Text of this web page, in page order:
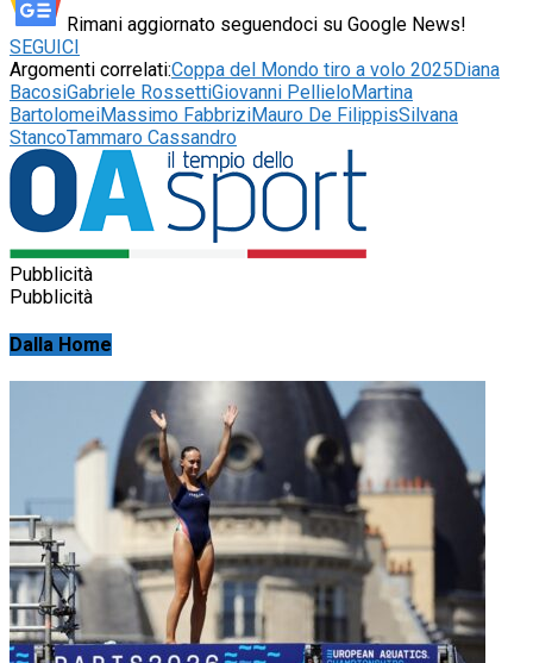
Rimani aggiornato seguendoci su Google News!
SEGUICI
Argomenti correlati:Coppa del Mondo tiro a volo 2025Diana
BacosiGabriele RossettiGiovanni PellieloMartina
BartolomeiMassimo FabbriziMauro De FilippisSilvana
StancoTammaro Cassandro
Pubblicità
Pubblicità
Dalla Home